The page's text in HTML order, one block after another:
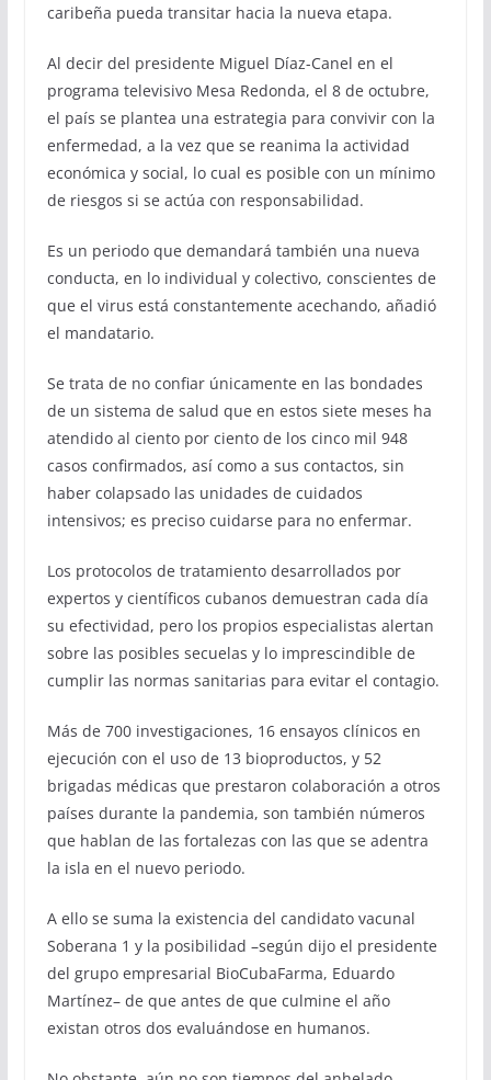
caribeña pueda transitar hacia la nueva etapa.
Al decir del presidente Miguel Díaz-Canel en el
programa televisivo Mesa Redonda, el 8 de octubre,
el país se plantea una estrategia para convivir con la
enfermedad, a la vez que se reanima la actividad
económica y social, lo cual es posible con un mínimo
de riesgos si se actúa con responsabilidad.
Es un periodo que demandará también una nueva
conducta, en lo individual y colectivo, conscientes de
que el virus está constantemente acechando, añadió
el mandatario.
Se trata de no confiar únicamente en las bondades
de un sistema de salud que en estos siete meses ha
atendido al ciento por ciento de los cinco mil 948
casos confirmados, así como a sus contactos, sin
haber colapsado las unidades de cuidados
intensivos; es preciso cuidarse para no enfermar.
Los protocolos de tratamiento desarrollados por
expertos y científicos cubanos demuestran cada día
su efectividad, pero los propios especialistas alertan
sobre las posibles secuelas y lo imprescindible de
cumplir las normas sanitarias para evitar el contagio.
Más de 700 investigaciones, 16 ensayos clínicos en
ejecución con el uso de 13 bioproductos, y 52
brigadas médicas que prestaron colaboración a otros
países durante la pandemia, son también números
que hablan de las fortalezas con las que se adentra
la isla en el nuevo periodo.
A ello se suma la existencia del candidato vacunal
Soberana 1 y la posibilidad –según dijo el presidente
del grupo empresarial BioCubaFarma, Eduardo
Martínez– de que antes de que culmine el año
existan otros dos evaluándose en humanos.